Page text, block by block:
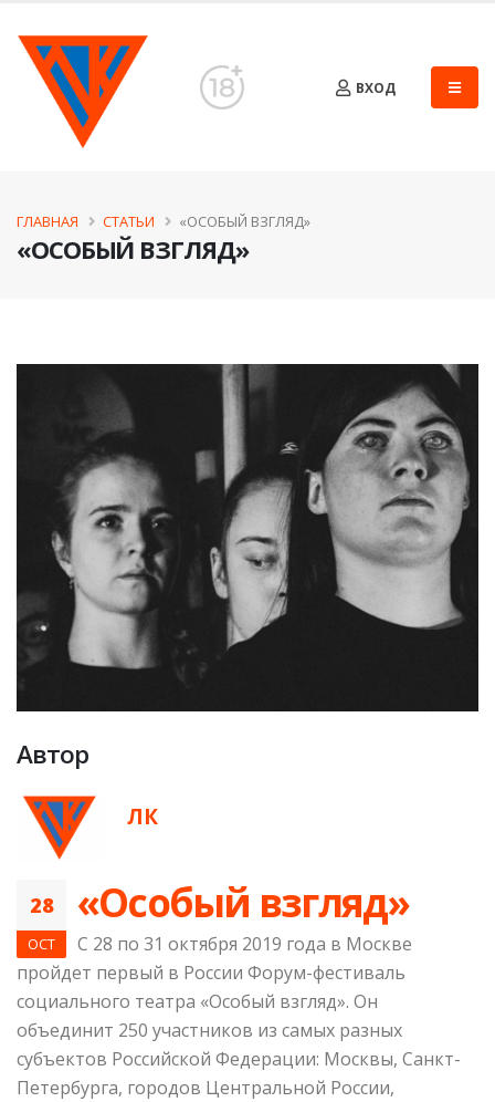
ВХОД
«ОСОБЫЙ ВЗГЛЯД»
ГЛАВНАЯ СТАТЬИ «ОСОБЫЙ ВЗГЛЯД»
Автор
ЛК
28
OCT
«Особый взгляд»
С 28 по 31 октября 2019 года в Москве
пройдет первый в России Форум-фестиваль
социального театра «Особый взгляд». Он
объединит 250 участников из самых разных
субъектов Российской Федерации: Москвы, Санкт-
Петербурга, городов Центральной России,